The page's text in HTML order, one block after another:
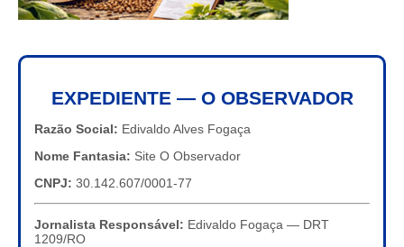
EXPEDIENTE — O OBSERVADOR
Razão Social: Edivaldo Alves Fogaça
Nome Fantasia: Site O Observador
CNPJ: 30.142.607/0001-77
Jornalista Responsável: Edivaldo Fogaça — DRT
1209/RO